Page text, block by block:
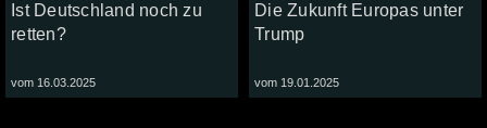
Ist Deutschland noch zu
retten?
vom 16.03.2025
Die Zukunft Europas unter
Trump
vom 19.01.2025